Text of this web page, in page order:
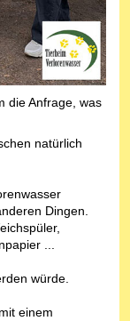
die Anfrage, was
natürlich
Dingen.
...
würde.
einem